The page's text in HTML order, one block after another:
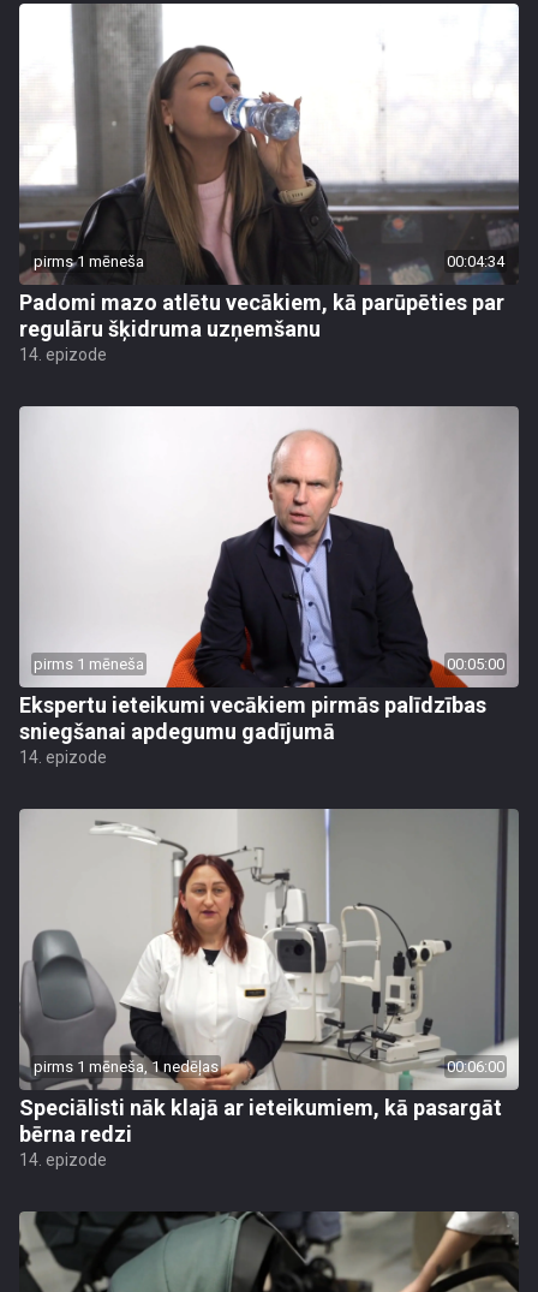
pirms 1 mēneša 00:04:34
Padomi mazo atlētu vecākiem, kā parūpēties par
regulāru šķidruma uzņemšanu
14. epizode
pirms 1 mēneša 00:05:00
Ekspertu ieteikumi vecākiem pirmās palīdzības
sniegšanai apdegumu gadījumā
14. epizode
pirms 1 mēneša, 1 nedēļas 00:06:00
Speciālisti nāk klajā ar ieteikumiem, kā pasargāt
bērna redzi
14. epizode